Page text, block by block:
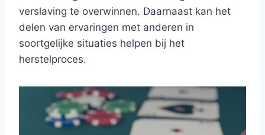
verslaving te overwinnen. Daarnaast kan het
delen van ervaringen met anderen in
soortgelijke situaties helpen bij het
herstelproces.